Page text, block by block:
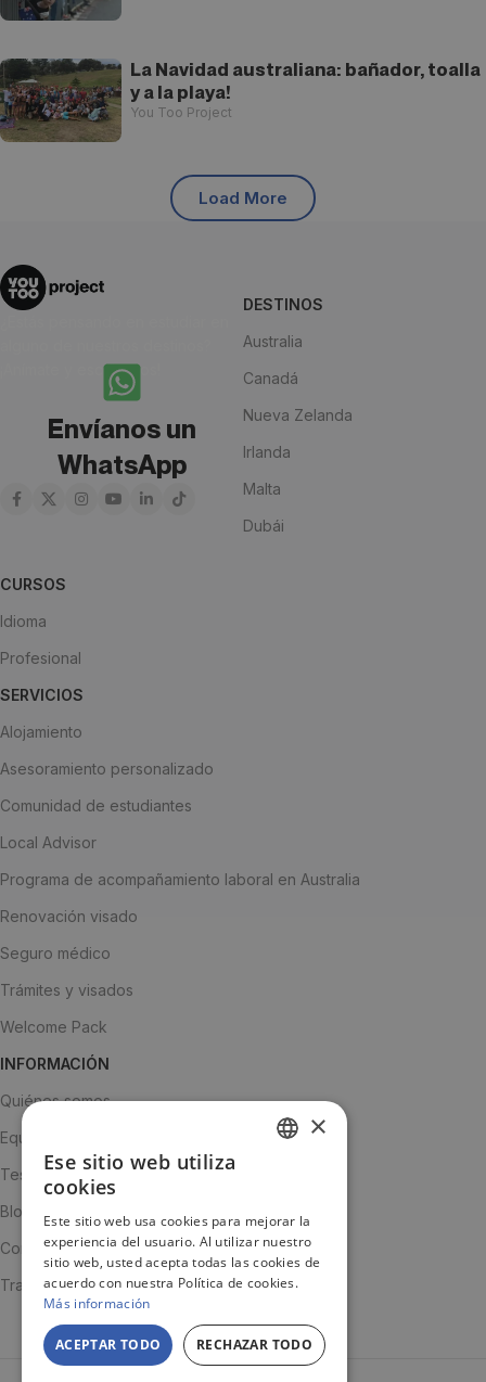
La Navidad australiana: bañador, toalla
y a la playa!
You Too Project
Load More
¡Anímate y escríbenos!
Envíanos un
WhatsApp
DESTINOS
Australia
Canadá
Nueva Zelanda
Irlanda
Malta
Dubái
CURSOS
Idioma
Profesional
SERVICIOS
Alojamiento
Asesoramiento personalizado
Comunidad de estudiantes
Local Advisor
Programa de acompañamiento laboral en Australia
Renovación visado
Seguro médico
Trámites y visados
Welcome Pack
INFORMACIÓN
Quiénes somos
Equipo
Testimonios
Blog
Contacto
Trabaja con nosotros
JA
×
Ese sitio web utiliza
cookies
Este sitio web usa cookies para mejorar la
experiencia del usuario. Al utilizar nuestro
sitio web, usted acepta todas las cookies de
acuerdo con nuestra Política de cookies.
Más información
ACEPTAR TODO RECHAZAR TODO